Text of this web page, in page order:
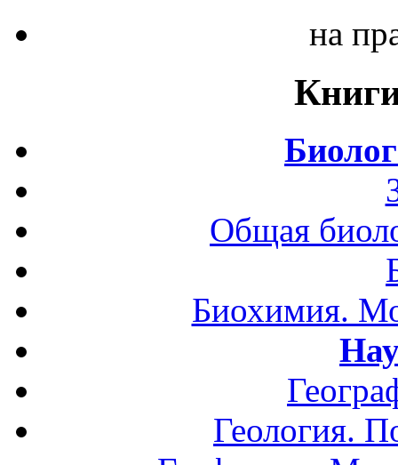
на
Общая
Биохимия.
Геология.